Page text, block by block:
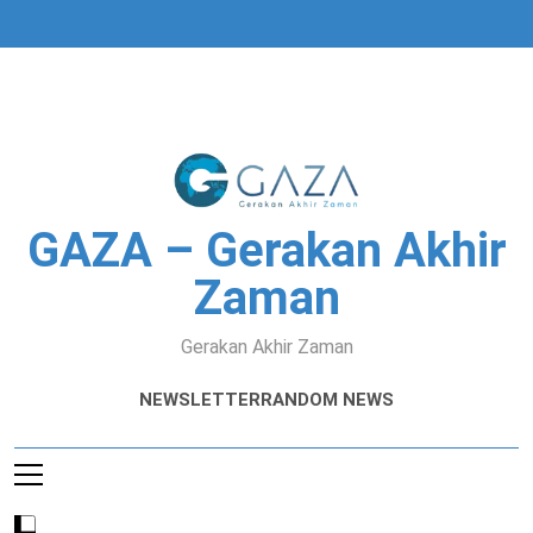
GAZA – Gerakan Akhir
Zaman
Gerakan Akhir Zaman
NEWSLETTERRANDOM NEWS